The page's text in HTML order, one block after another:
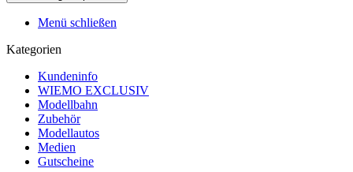
Menü schließen
Kategorien
Kundeninfo
WIEMO EXCLUSIV
Modellbahn
Zubehör
Modellautos
Medien
Gutscheine